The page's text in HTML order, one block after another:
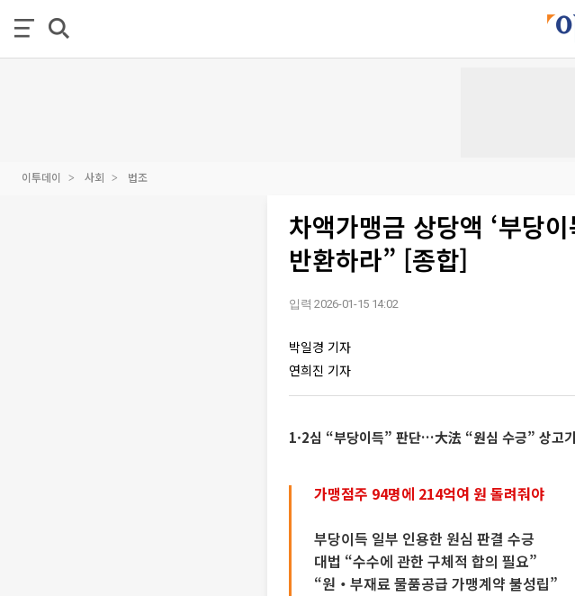
이투데이 사회 법조
차액가맹금 상당액 ‘부당
반환하라” [종합]
입력 2026-01-15 14:02
박일경 기자
연희진 기자
1·2심 “부당이득” 판단…大法 “원심 수긍” 상고
가맹점주 94명에 214억여 원 돌려줘야
부당이득 일부 인용한 원심 판결 수긍
대법 “수수에 관한 구체적 합의 필요”
“원‧부재료 물품공급 가맹계약 불성립”